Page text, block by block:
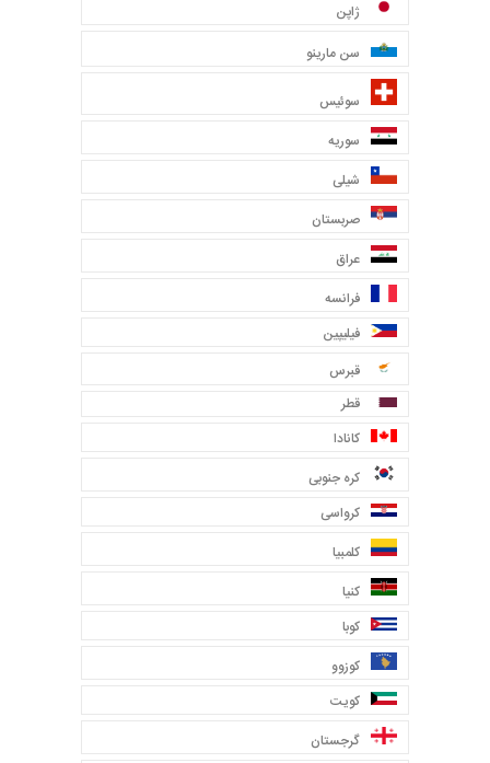
ژاپن
سن مارینو
سوئیس
سوریه
شیلی
صربستان
عراق
فرانسه
فیلیپین
قبرس
قطر
کانادا
کره جنوبی
کرواسی
کلمبیا
کنیا
کوبا
کوزوو
کویت
گرجستان